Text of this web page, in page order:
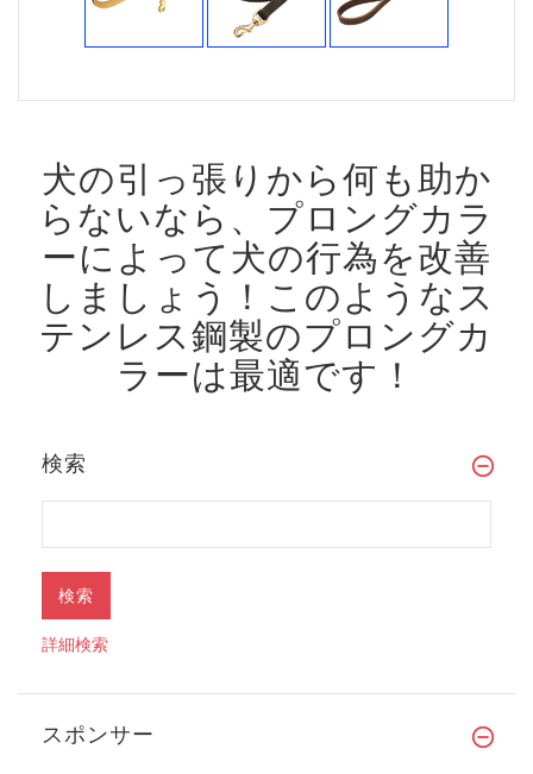
犬の引っ張りから何も助か
らないなら、プロングカラ
ーによって犬の行為を改善
しましょう！ このようなス
テンレス鋼製のプロングカ
ラーは最適です！
検索
詳細検索
スポンサー